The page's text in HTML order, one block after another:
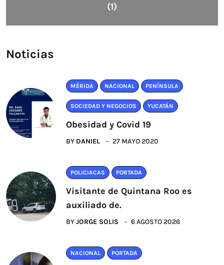
(1)
Noticias
MÉRIDA NACIONAL PENÍNSULA
SOCIEDAD Y NEGOCIOS YUCATÁN
Obesidad y Covid 19
BY DANIEL 27 MAYO 2020
POLICIACAS PORTADA
Visitante de Quintana Roo es
auxiliado de.
BYJORGE SOLIS 6 AGOSTO 2026
NACIONAL PORTADA